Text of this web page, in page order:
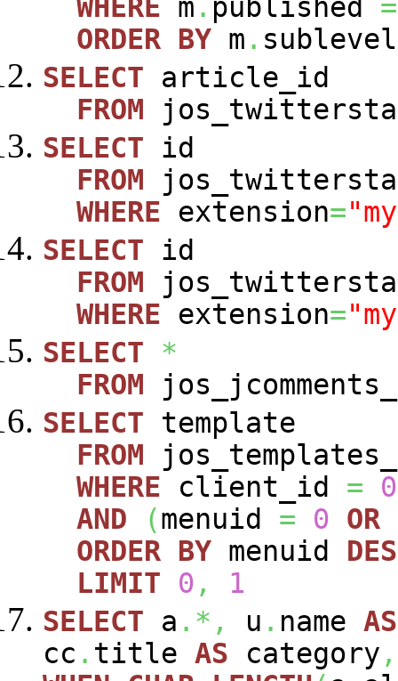
WHERE m . published =
ORDER BY m . sublevel
SELECT article_id
FROM
SELECT id
FROM
WHERE extension=
SELECT id
FROM
WHERE extension=
SELECT
*
FROM
SELECT template
FROM
WHERE client_id =
0
AND
(menuid = 0 OR
ORDER BY menuid
LIMIT
0 ,
1
SELECT a .*, u . name AS
cc . title AS category ,